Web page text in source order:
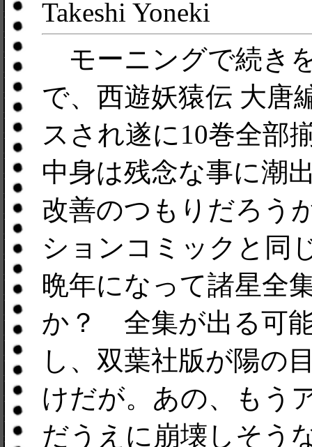
Takeshi Yoneki
モーニングで続き
で、西遊妖猿伝 大唐
スされ遂に10巻全部
中身は残念な事に潮
改善のつもりだろう
ションコミックと同
晩年になって諸星全
か？ 全集が出る可
し、双葉社版が陽の
けだが。あの、もう
だうえに崩壊しそう